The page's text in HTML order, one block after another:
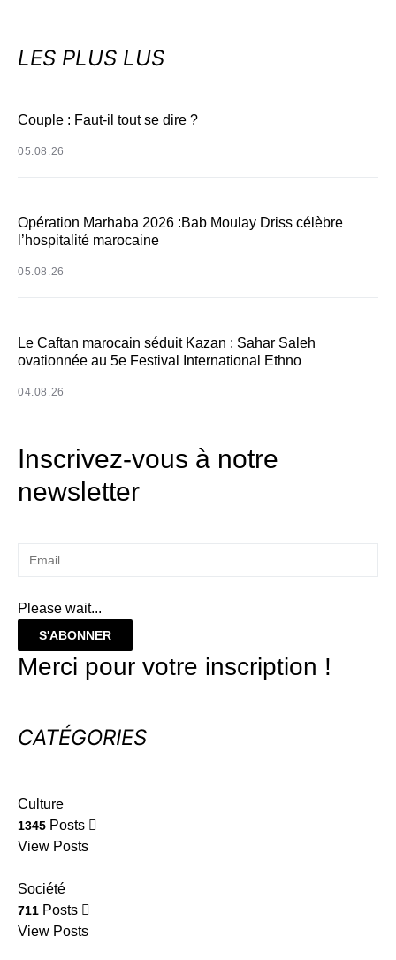
LES PLUS LUS
Couple : Faut-il tout se dire ?
05.08.26
Opération Marhaba 2026 :Bab Moulay Driss célèbre
l’hospitalité marocaine
05.08.26
Le Caftan marocain séduit Kazan : Sahar Saleh
ovationnée au 5e Festival International Ethno
04.08.26
Inscrivez-vous à notre
newsletter
Please wait...
S'ABONNER
Merci pour votre inscription !
CATÉGORIES
Culture
1345 Posts
View Posts
Société
711 Posts
View Posts